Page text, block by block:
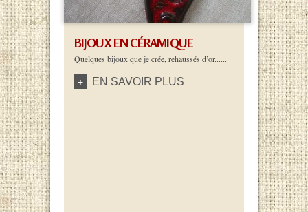
BIJOUX EN CÉRAMIQUE
Quelques bijoux que je crée, rehaussés d’or......
+ EN SAVOIR PLUS